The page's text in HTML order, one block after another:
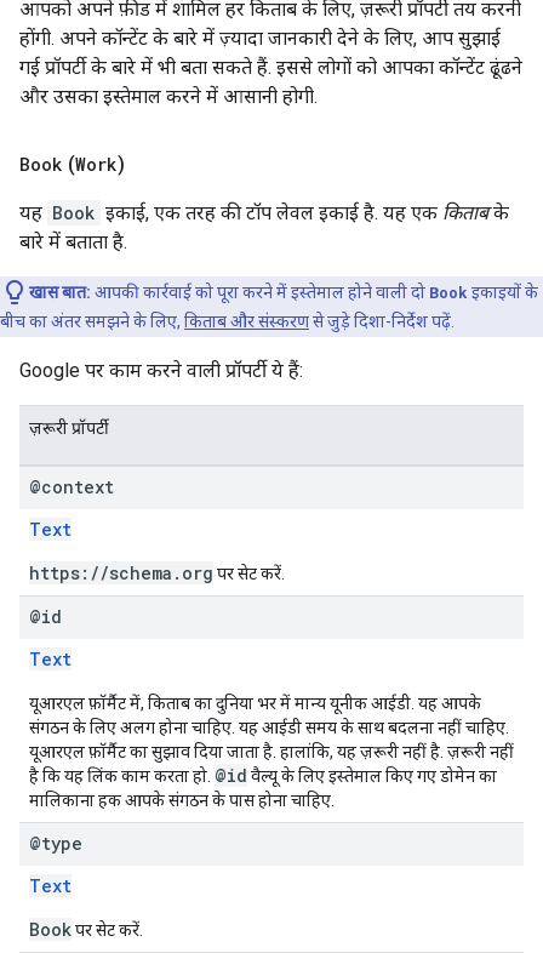
आपको अपने फ़ीड में शामिल हर किताब के लिए, ज़रूरी प्रॉपर्टी तय करनी
होंगी. अपने कॉन्टेंट के बारे में ज़्यादा जानकारी देने के लिए, आप सुझाई
गई प्रॉपर्टी के बारे में भी बता सकते हैं. इससे लोगों को आपका कॉन्टेंट ढूंढने
और उसका इस्तेमाल करने में आसानी होगी.
Book (Work)
यह Book इकाई, एक तरह की टॉप लेवल इकाई है. यह एक किताबके
बारे में बताता है.
खास बात: आपकी कार्रवाई को पूरा करने में इस्तेमाल होने वाली दो Book इकाइयों के
बीच का अंतर समझने के लिए, किताब और संस्करणसे जुड़े दिशा-निर्देश पढ़ें.
Google पर काम करने वाली प्रॉपर्टी ये हैं:
ज़रूरी प्रॉपर्टी
@context
Text
https://schema.org पर सेट करें.
@id
Text
यूआरएल फ़ॉर्मैट में, किताब का दुनिया भर में मान्य यूनीक आईडी. यह आपके
संगठन के लिए अलग होना चाहिए. यह आईडी समय के साथ बदलना नहीं चाहिए.
यूआरएल फ़ॉर्मैट का सुझाव दिया जाता है. हालांकि, यह ज़रूरी नहीं है. ज़रूरी नहीं
है कि यह लिंक काम करता हो. @id वैल्यू के लिए इस्तेमाल किए गए डोमेन का
मालिकाना हक आपके संगठन के पास होना चाहिए.
@type
Text
Bookपर सेट करें.